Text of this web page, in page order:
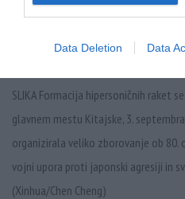
Data Deletion Data
SLIKA Formacija hipersoničnih raket
glavnem mestu Kitajske, 3.
organizirala veliko zborovanje ob
vojni upora proti japonski agresiji in
(Xinhua/Chen Cheng)